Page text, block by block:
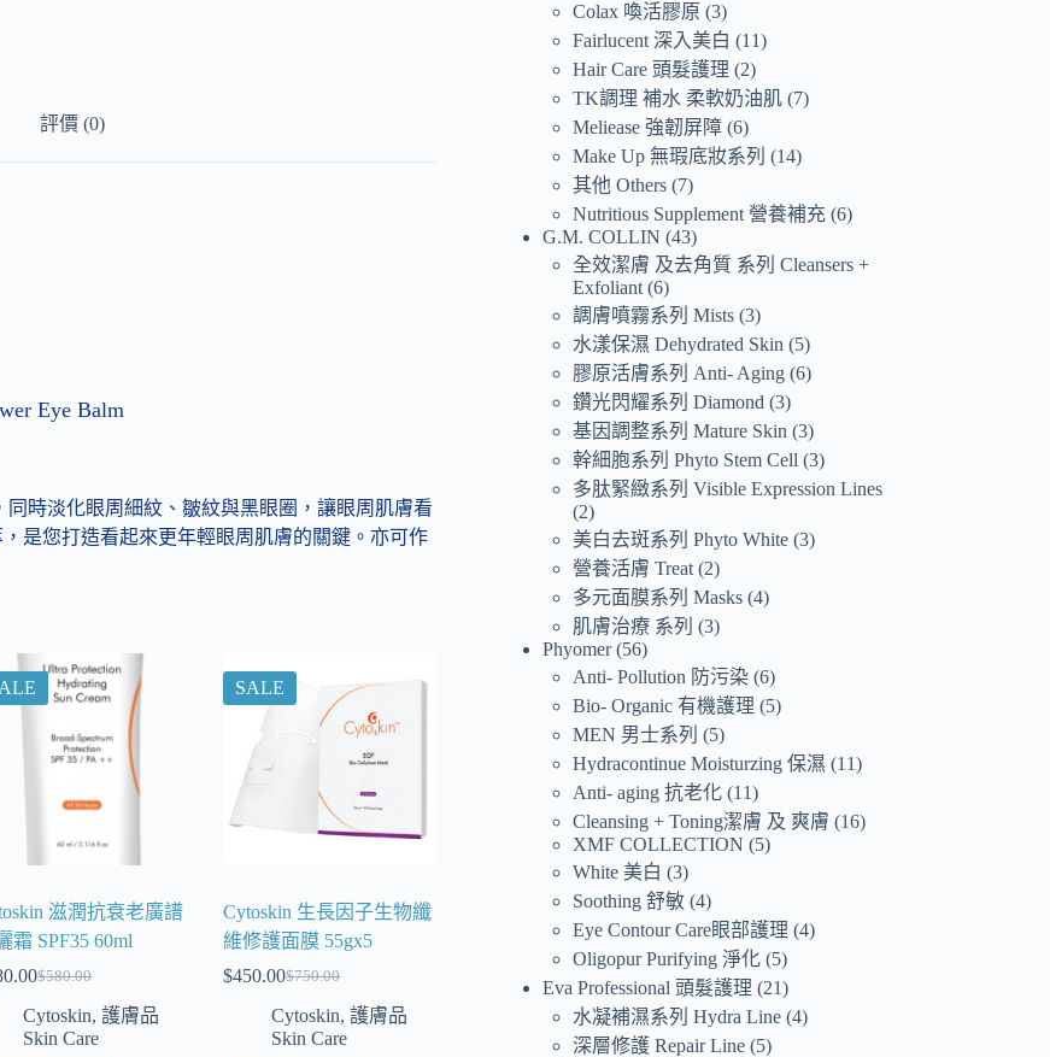
評價 (0)
Eye Balm
時淡化眼周細紋、皺紋與黑眼圈，讓眼周肌膚看
是您打造看起來更年輕眼周肌膚的關鍵。亦可作
滋潤抗衰老廣譜
霜 SPF35 60ml
$580.00
Cytoskin,護膚品
Skin Care
SALE
Cytoskin 生長因子生物纖
維修護面膜 55gx5
$750.00
$450.00
Cytoskin,護膚品
Skin Care
Colax 喚活膠原 3
Fairlucent 深入美白
11
Hair Care 頭髮護理
2
TK調理 補水 柔軟奶油肌 7
Meliease 強韌屏障 6
Make Up 無瑕底妝系列
14
其他 Others 7
Nutritious Supplement 營養補充 6
G.M. COLLIN 43
全效潔膚 及去角質 系列 Cleansers +
Exfoliant 6
調膚噴霧系列 Mists 3
水漾保濕 Dehydrated Skin
5
膠原活膚系列 Anti- Aging 6
鑽光閃耀系列 Diamond 3
基因調整系列 Mature Skin 3
幹細胞系列 Phyto Stem Cell 3
多肽緊緻系列 Visible Expression Lines
2
美白去斑系列 Phyto White 3
營養活膚 Treat 2
多元面膜系列 Masks 4
肌膚治療 系列
3
Phyomer 56
Anti- Pollution 防污染 6
Bio- Organic 有機護理
5
MEN 男士系列
5
Hydracontinue Moisturzing 保濕
11
Anti- aging 抗老化 11
Cleansing + Toning潔膚 及 爽膚
16
XMF COLLECTION
5
White 美白
3
Soothing 舒敏 4
Eye Contour Care眼部護理 4
Oligopur Purifying 淨化 5
Eva Professional 頭髮護理
21
水凝補濕系列 Hydra Line 4
深層修護 Repair Line 5